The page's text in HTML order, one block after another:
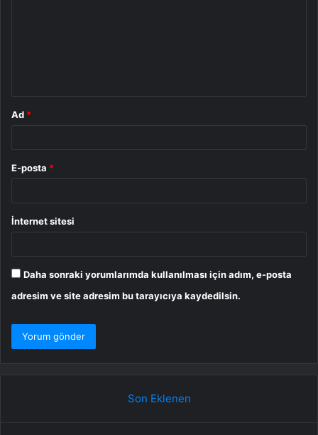
Ad *
E-posta *
İnternet sitesi
Daha sonraki yorumlarımda kullanılması için adım, e-posta
adresim ve site adresim bu tarayıcıya kaydedilsin.
Son Eklenen